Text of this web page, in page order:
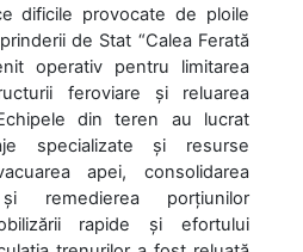
dificile provocate de ploile
de Stat “Calea Ferată
operativ pentru limitarea
feroviare și reluarea
din teren au lucrat
specializate și resurse
apei, consolidarea
remedierea porțiunilor
rapide și efortului